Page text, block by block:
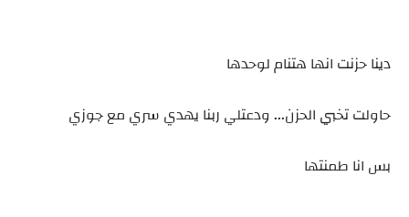
دينا حزنت انها هتنام لوحدها
حاولت تخبي الحزن... ودعتلي ربنا يهدي سري مع جوزي
بس انا طمنتها